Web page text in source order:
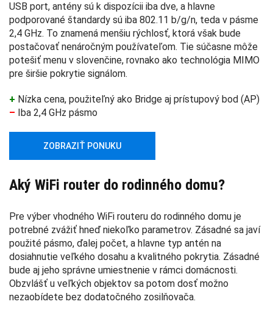
USB port, antény sú k dispozícii iba dve, a hlavne
podporované štandardy sú iba 802.11 b/g/n, teda v pásme
2,4 GHz. To znamená menšiu rýchlosť, ktorá však bude
postačovať nenáročným používateľom. Tie súčasne môže
potešiť menu v slovenčine, rovnako ako technológia MIMO
pre širšie pokrytie signálom.
+ Nízka cena, použiteľný ako Bridge aj prístupový bod (AP)
– Iba 2,4 GHz pásmo
ZOBRAZIŤ PONUKU
Aký WiFi router do rodinného domu?
Pre výber vhodného WiFi routeru do rodinného domu je
potrebné zvážiť hneď niekoľko parametrov. Zásadné sa javí
použité pásmo, ďalej počet, a hlavne typ antén na
dosiahnutie veľkého dosahu a kvalitného pokrytia. Zásadné
bude aj jeho správne umiestnenie v rámci domácnosti.
Obzvlášť u veľkých objektov sa potom dosť možno
nezaobídete bez dodatočného zosilňovača.